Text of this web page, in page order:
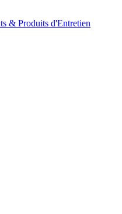
& Produits d'Entretien